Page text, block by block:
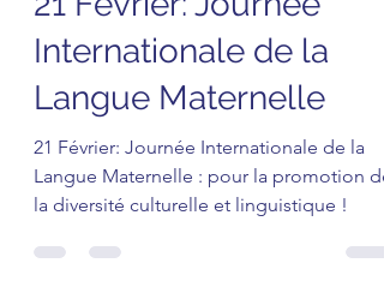
21 févr. 2023
1 min de lecture
21 Février: Journée
Internationale de la
Langue Maternelle
21 Février: Journée Internationale de la
la diversité culturelle et linguistique !